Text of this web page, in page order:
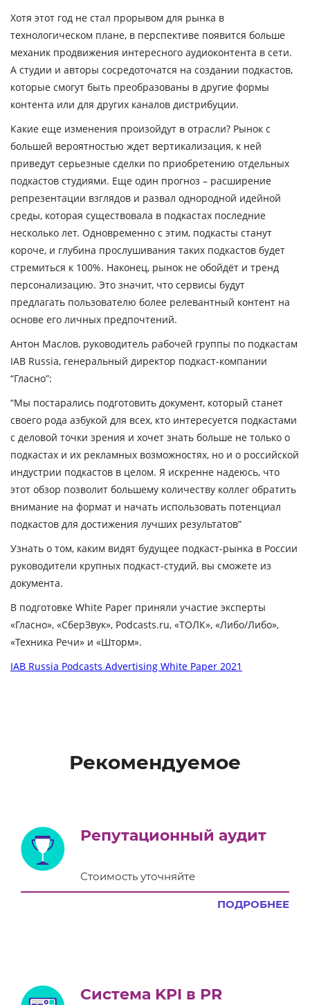
Хотя этот год не стал прорывом для рынка в
технологическом плане, в перспективе появится больше
механик продвижения интересного аудиоконтента в сети.
А студии и авторы сосредоточатся на создании подкастов,
которые смогут быть преобразованы в другие формы
контента или для других каналов дистрибуции.
Какие еще изменения произойдут в отрасли? Рынок с
большей вероятностью ждет вертикализация, к ней
приведут серьезные сделки по приобретению отдельных
подкастов студиями. Еще один прогноз – расширение
репрезентации взглядов и развал однородной идейной
среды, которая существовала в подкастах последние
несколько лет. Одновременно с этим, подкасты станут
короче, и глубина прослушивания таких подкастов будет
стремиться к 100%. Наконец, рынок не обойдёт и тренд
персонализацию. Это значит, что сервисы будут
предлагать пользователю более релевантный контент на
основе его личных предпочтений.
Антон Маслов, руководитель рабочей группы по подкастам
IAB Russia, генеральный директор подкаст-компании
“Гласно”:
“Мы постарались подготовить документ, который станет
своего рода азбукой для всех, кто интересуется подкастами
с деловой точки зрения и хочет знать больше не только о
подкастах и их рекламных возможностях, но и о российской
индустрии подкастов в целом. Я искренне надеюсь, что
этот обзор позволит большему количеству коллег обратить
внимание на формат и начать использовать потенциал
подкастов для достижения лучших результатов”
Узнать о том, каким видят будущее подкаст-рынка в России
руководители крупных подкаст-студий, вы сможете из
документа.
В подготовке White Paper приняли участие эксперты
«Гласно», «СберЗвук», Podcasts.ru, «ТОЛК», «Либо/Либо»,
«Техника Речи» и «Шторм».
IAB Russia Podcasts Advertising White Paper 2021
Рекомендуемое
Репутационный аудит
Стоимость уточняйте
ПОДРОБНЕЕ
Система KPI в PR